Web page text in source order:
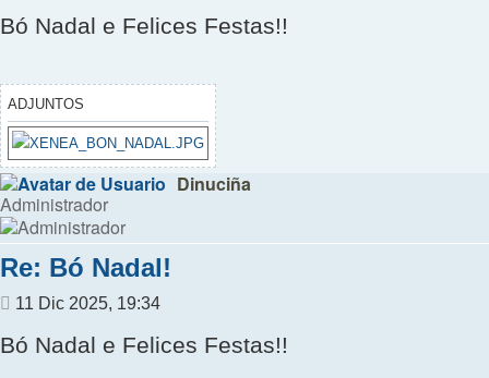
Bó Nadal e Felices Festas!!
ADJUNTOS
Dinuciña
Administrador
Re: Bó Nadal!
Mensaje
11 Dic 2025, 19:34
Bó Nadal e Felices Festas!!